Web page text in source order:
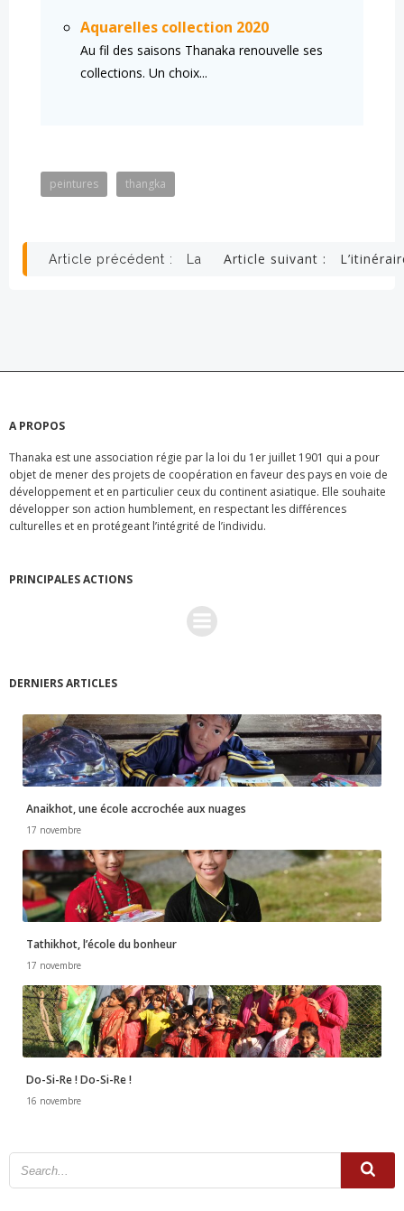
Aquarelles collection 2020
Au fil des saisons Thanaka renouvelle ses
collections. Un choix...
peintures thangka
Navigation
Article précédent : La catastrophe du 25 avril 2015
Navigation
Article suivant :
A PROPOS
Thanaka est une association régie par la loi du 1er juillet 1901 qui a pour
objet de mener des projets de coopération en faveur des pays en voie de
développement et en particulier ceux du continent asiatique. Elle souhaite
développer son action humblement, en respectant les différences
culturelles et en protégeant l’intégrité de l’individu.
PRINCIPALES ACTIONS
DERNIERS ARTICLES
Anaikhot, une école accrochée aux nuages
17 novembre
Tathikhot, l’école du bonheur
17 novembre
Do-Si-Re ! Do-Si-Re !
16 novembre